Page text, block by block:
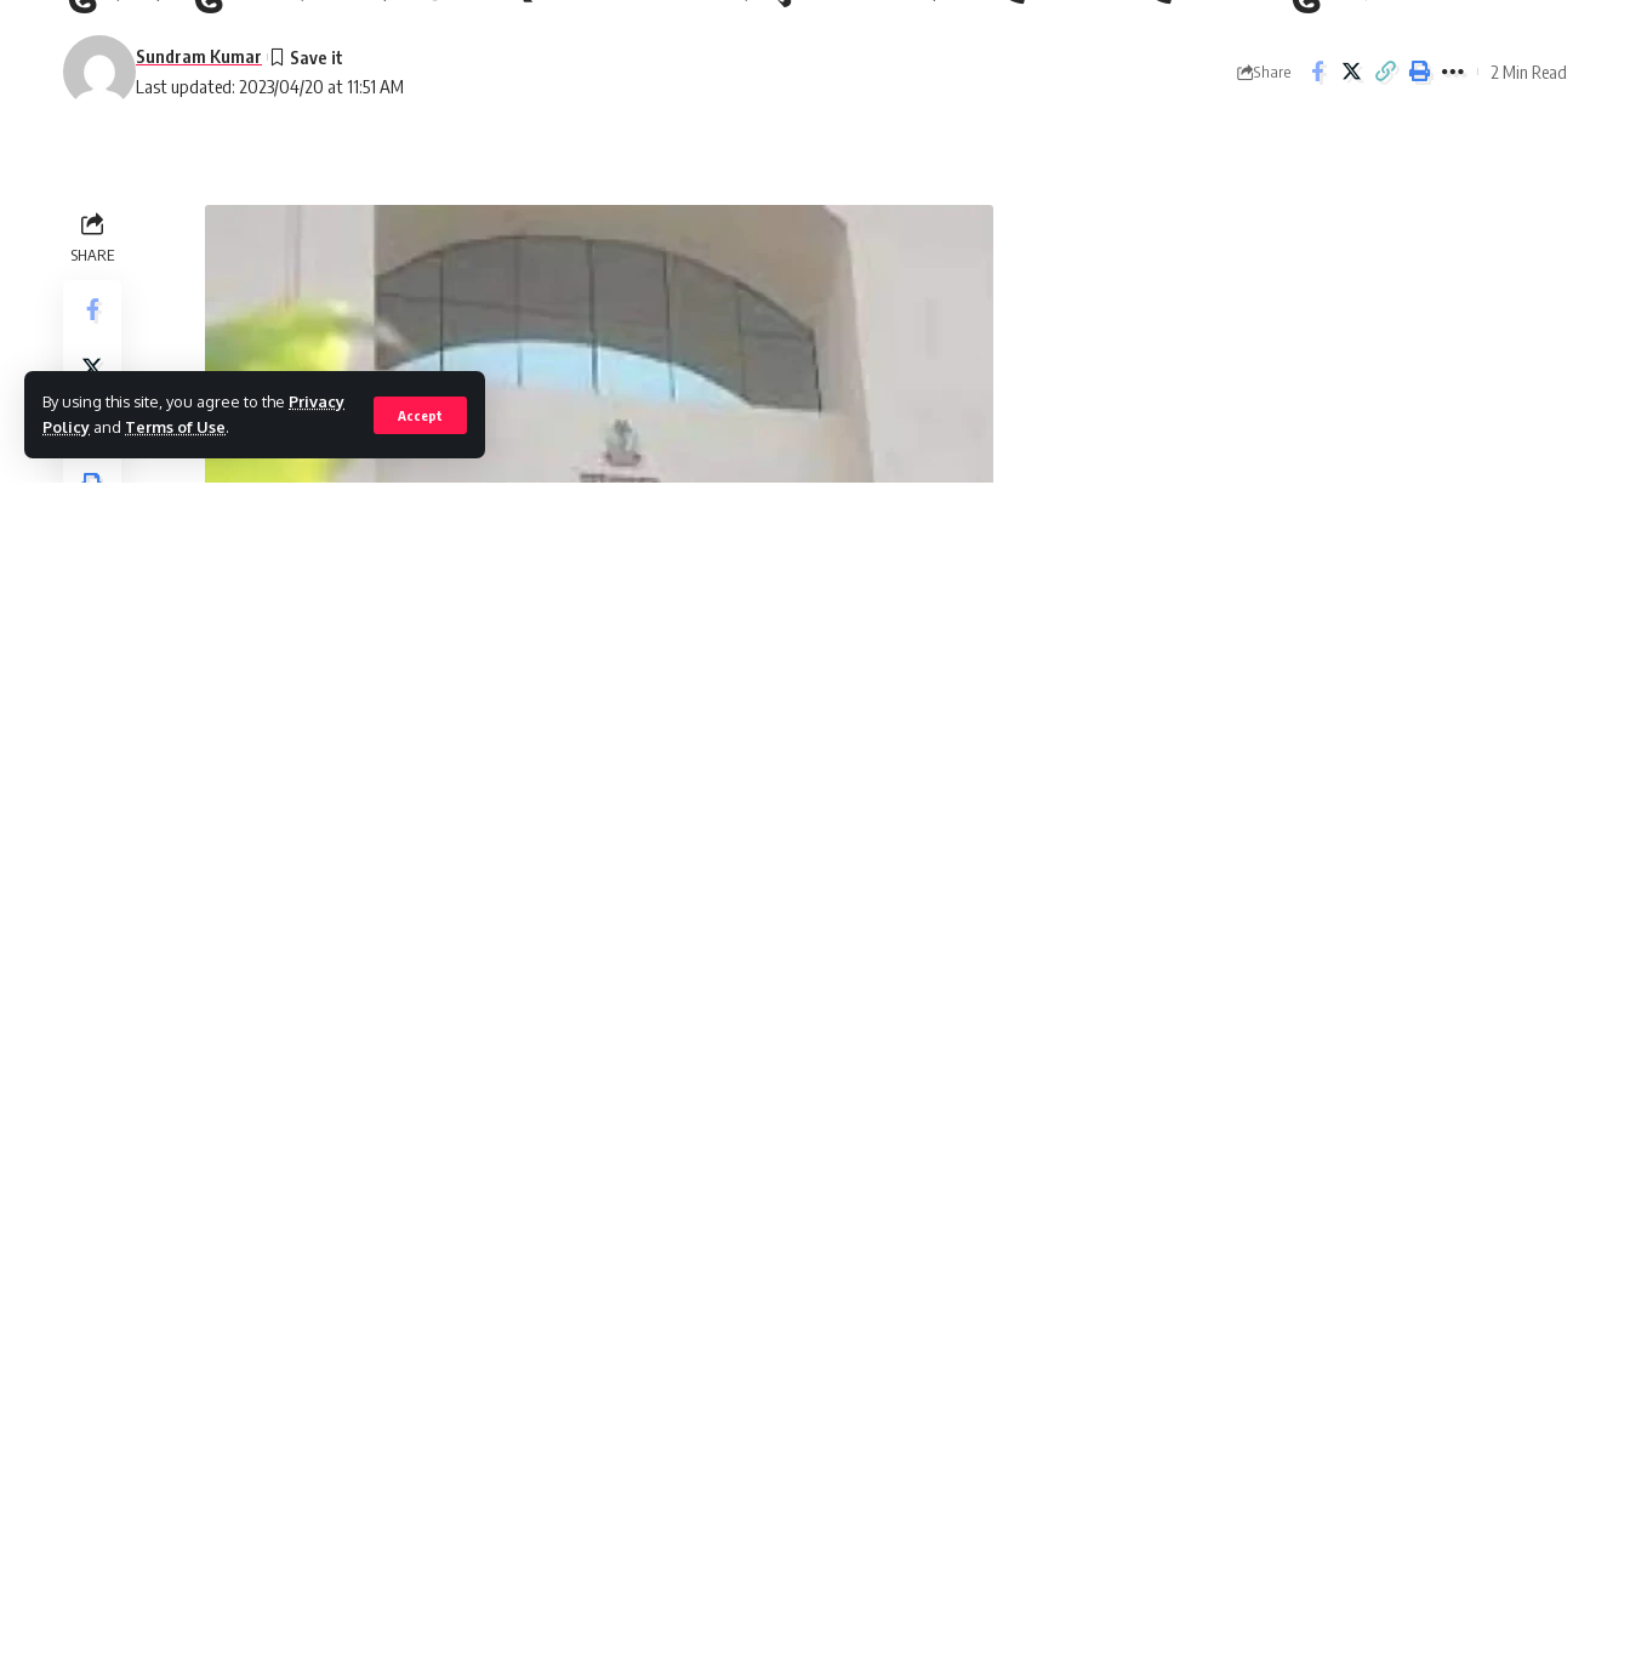
By using this site, you agree to the Privacy
Policy and Terms of Use.
Accept
Last updated: 2023/04/20 at 11:51 AM
Sundram Kumar
Share 2 Min Read
SHARE